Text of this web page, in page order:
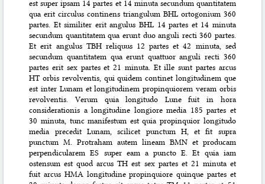
est super ipsam 14 partes et 14 minuta secundum quantitatem
qua erit circulus continens triangulum BHL ortogonium 360
partes. Et similiter erit angulus BHL 14 partes et 14 minuta
secundum quantitatem qua erunt duo anguli recti 360 partes.
Et erit angulus TBH reliquus 12 partes et 42 minuta, sed
secundum quantitatem qua erunt quattuor anguli recti 360
partes erit sex partes et 21 minuta. Et ille sunt partes arcus
HT orbis revolventis, qui quidem continet longitudinem que
est inter Lunam et longitudinem propinquiorem veram orbis
revolventis. Verum quia longitudo Lune fuit in hora
considerationis a longitudine longiore media 185 partes et
30 minuta, tunc manifestum est quia propinquior longitudo
media precedit Lunam, scilicet punctum H, et fit supra
punctum M. Protraham autem lineam BMN et producam
perpendicularem ES super eam a puncto E. Et quia iam
ostensum est quod arcus TH est sex partes et 21 minuta et
fuit arcus HMA longitudine propinquiore quinque partes et